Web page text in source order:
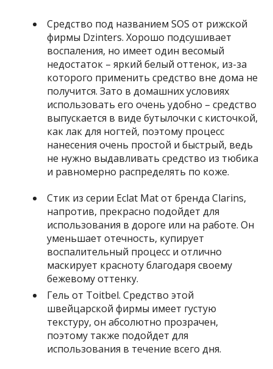
Средство под названием SOS от рижской
фирмы Dzinters. Хорошо подсушивает
воспаления, но имеет один весомый
недостаток – яркий белый оттенок, из-за
которого применить средство вне дома не
получится. Зато в домашних условиях
использовать его очень удобно – средство
выпускается в виде бутылочки с кисточкой,
как лак для ногтей, поэтому процесс
нанесения очень простой и быстрый, ведь
не нужно выдавливать средство из тюбика
и равномерно распределять по коже.
Стик из серии Eclat Mat от бренда Clarins,
напротив, прекрасно подойдет для
использования в дороге или на работе. Он
уменьшает отечность, купирует
воспалительный процесс и отлично
маскирует красноту благодаря своему
бежевому оттенку.
Гель от Toitbel. Средство этой
швейцарской фирмы имеет густую
текстуру, он абсолютно прозрачен,
поэтому также подойдет для
использования в течение всего дня.